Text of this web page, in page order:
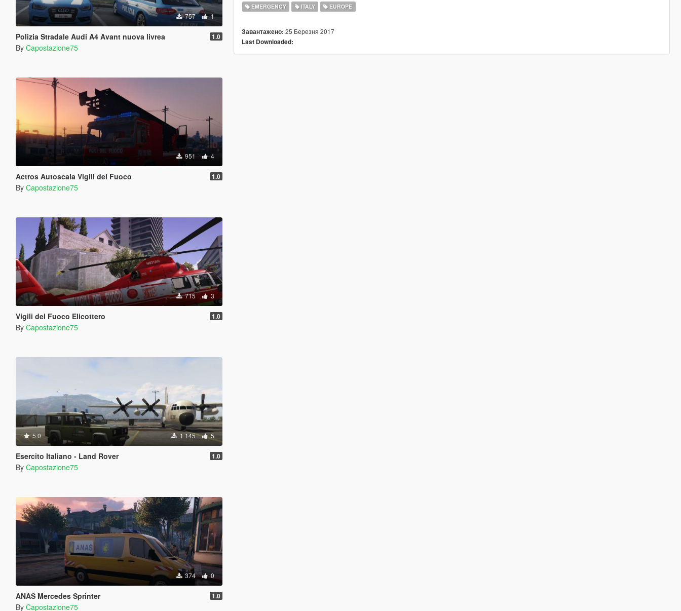
757 1
Polizia Stradale Audi A4 Avant nuova livrea 1.0
By Capostazione75
951 4
Actros Autoscala Vigili del Fuoco 1.0
By Capostazione75
715 3
Vigili del Fuoco Elicottero 1.0
By Capostazione75
5.0 1 145 5
Esercito Italiano - Land Rover 1.0
By Capostazione75
374 0
ANAS Mercedes Sprinter 1.0
By Capostazione75
EMERGENCY ITALY EUROPE
Завантажено: 25 Березня 2017
Last Downloaded: